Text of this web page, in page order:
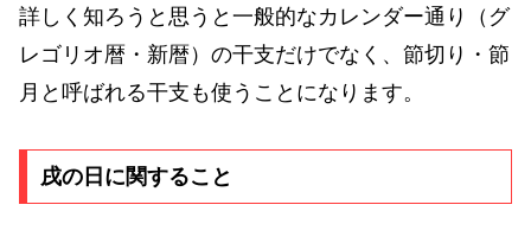
詳しく知ろうと思うと一般的なカレンダー通り（グ
レゴリオ暦・新暦）の干支だけでなく、節切り・節
月と呼ばれる干支も使うことになります。
戌の日に関すること